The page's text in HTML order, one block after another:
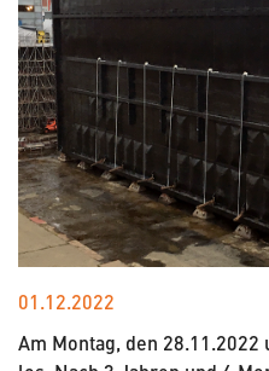
01.12.2022
Am Montag, den